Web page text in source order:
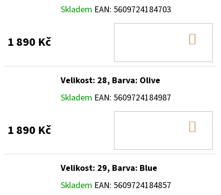
Skladem EAN: 5609724184703
1 890 Kč
Velikost: 28, Barva: Olive
Skladem EAN: 5609724184987
1 890 Kč
Velikost: 29, Barva: Blue
Skladem EAN: 5609724184857